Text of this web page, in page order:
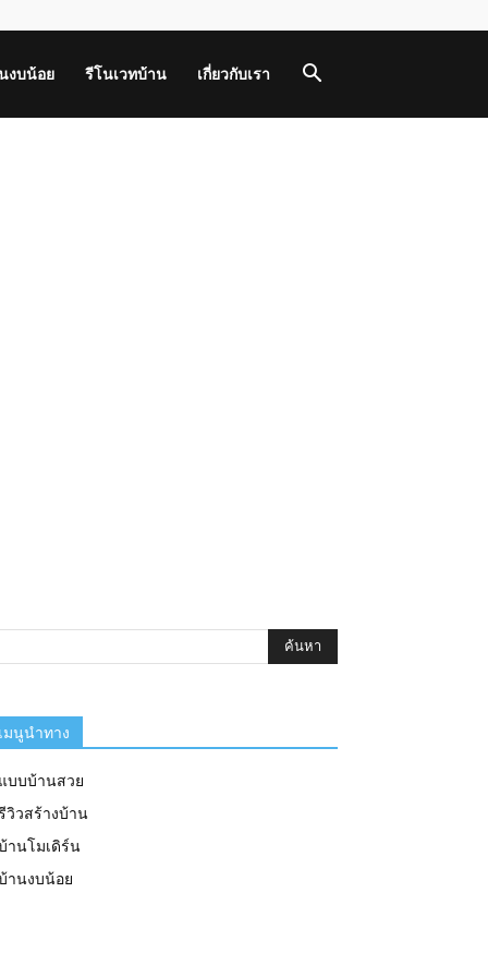
งบน้อย รีโนเวทบ้าน เกี่ยวกับเรา
เมนูนำทาง
แบบบ้านสวย
วิวสร้างบ้าน
านโมเดิร์น
านงบน้อย